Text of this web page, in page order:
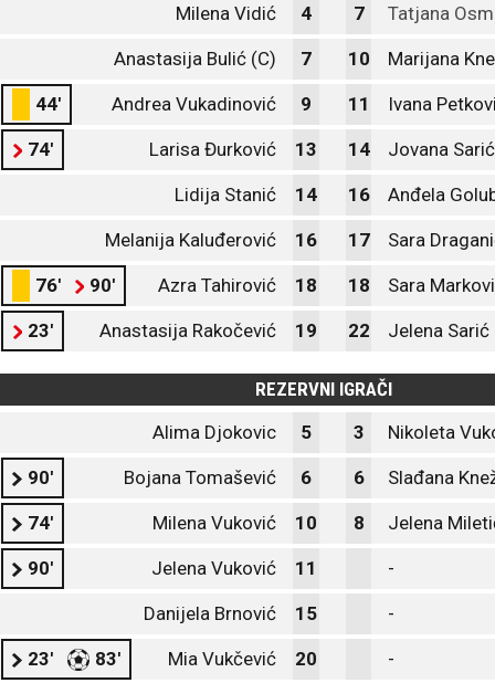
Milena Vidić 4 7 Tatjana
Anastasija Bulić (C) 7 10 Marijana
44' Andrea Vukadinović 9 11 Ivana
74' Larisa Đurković 13 14 Jovana
Lidija Stanić 14 16 Anđela
Melanija Kaluđerović 16 17 Sara
76' 90' Azra Tahirović 18 18 Sara
23' Anastasija Rakočević 19 22 Jelena Sarić
REZERVNI IGRAČI
Alima Djokovic
5 3 Nikoleta
90' Bojana Tomašević 6 6 Slađana
74' Milena Vuković 10 8 Jelena
90' Jelena Vuković 11 -
Danijela Brnović 15 -
23' 83' Mia Vukčević 20 -